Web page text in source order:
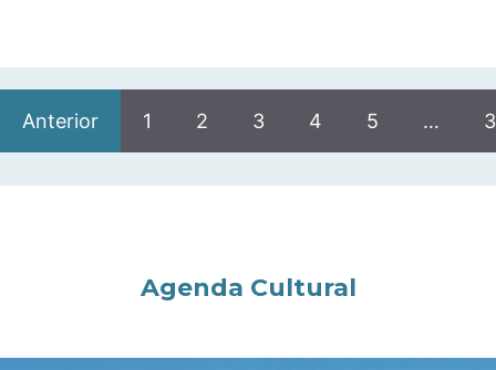
Anterior 1 2 3 4 5 …
Agenda Cultural